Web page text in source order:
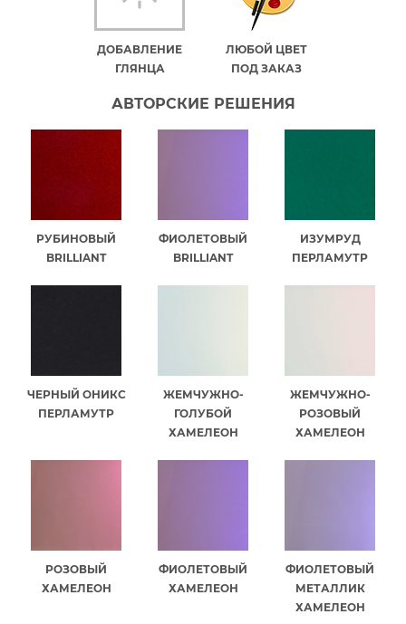
ДОБАВЛЕНИЕ
ГЛЯНЦА
ЛЮБОЙ ЦВЕТ
ПОД ЗАКАЗ
АВТОРСКИЕ РЕШЕНИЯ
РУБИНОВЫЙ
BRILLIANT
ФИОЛЕТОВЫЙ
BRILLIANT
ИЗУМРУД
ПЕРЛАМУТР
ЧЕРНЫЙ ОНИКС
ПЕРЛАМУТР
ЖЕМЧУЖНО-
ГОЛУБОЙ
ХАМЕЛЕОН
ЖЕМЧУЖНО-
РОЗОВЫЙ
ХАМЕЛЕОН
РОЗОВЫЙ
ХАМЕЛЕОН
ФИОЛЕТОВЫЙ
ХАМЕЛЕОН
ФИОЛЕТОВЫЙ
МЕТАЛЛИК
ХАМЕЛЕОН